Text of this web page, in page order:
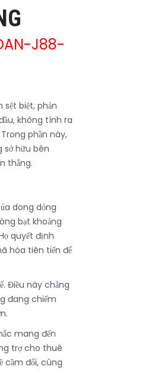
J88-
biệt, phản
không tính ra
phần này,
sở hữu bên
thắng.
dong dỏng
bạt khoảng
quyết định
hóa tiên tiến để
Điều này chẳng
đang chiếm
mang đến
trợ cho thuê
cầm đổi, cùng